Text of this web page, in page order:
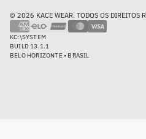
© 2026 KACE WEAR. TODOS OS DIREITOS
KC:\SYSTEM
BUILD 13.1.1
BELO HORIZONTE • BRASIL